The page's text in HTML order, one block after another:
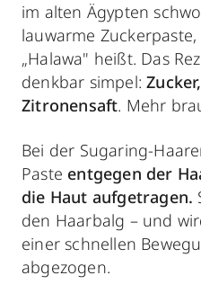
im alten Ägypten
lauwarme
„Halawa" heißt. Das
denkbar simpel:
Zitronensaft. Mehr
Bei der Sugaring-
Paste entgegen der
die Haut aufgetragen.
den Haarbalg – und
einer schnellen
abgezogen.